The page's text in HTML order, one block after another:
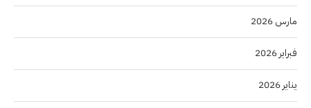
مارس 2026
فبراير 2026
يناير 2026